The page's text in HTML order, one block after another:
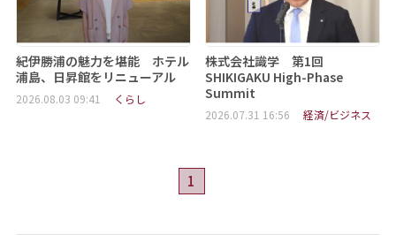
紀伊勝浦の魅力を堪能 ホテル
浦島、日昇館をリニューアル
2026.08.03 09:41 くらし
株式会社識学 第1回
SHIKIGAKU High-Phase
Summit
2026.07.31 16:56 経済/ビジネス
1